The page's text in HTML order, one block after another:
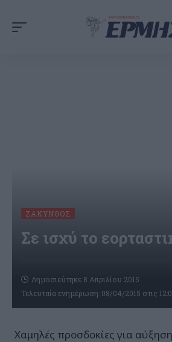
ΖΆΚΥΝΘΟΣ
Σε ισχύ το
Τελευταία ενημέρωση: 08/04/2015 στις
Δημοσιεύτηκε 8 Απριλίου 2015
Χαμηλές προσδοκίες για